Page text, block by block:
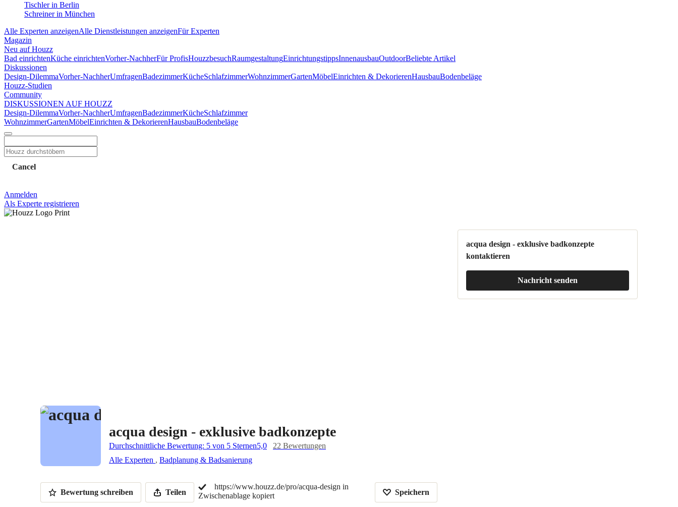
Tischler in Berlin
Schreiner in München
Alle Experten anzeigenAlle Dienstleistungen anzeigenFür Experten
Magazin
Neu auf Houzz
Bad einrichtenKüche einrichtenVorher-NachherFür ProfisHouzzbesuchRaumgestaltungEinrichtungstippsInnenausbauOutdoorBeliebte Artikel
Diskussionen
Design-DilemmaVorher-NachherUmfragenBadezimmerKücheSchlafzimmerWohnzimmerGartenMöbelEinrichten & DekorierenHausbauBodenbeläge
Houzz-Studien
Community
DISKUSSIONEN AUF HOUZZ
Design-DilemmaVorher-NachherUmfragenBadezimmerKücheSchlafzimmer
WohnzimmerGartenMöbelEinrichten & DekorierenHausbauBodenbeläge
Cancel
Anmelden
Als Experte registrieren
acqua design - exklusive badkonzepte
Durchschnittliche Bewertung: 5 von 5 Sternen5,0
22 Bewertungen
Alle Experten , Badplanung & Badsanierung
Bewertung schreiben Teilen
https://www.houzz.de/pro/acqua-design in
Zwischenablage kopiert
Speichern
acqua design - exklusive badkonzepte
kontaktieren
Nachricht senden